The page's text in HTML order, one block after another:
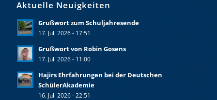
Aktuelle Neuigkeiten
Grußwort zum Schuljahresende
17. Juli 2026 - 17:51
Grußwort von Robin Gosens
17. Juli 2026 - 11:00
Hajirs Ehrfahrungen bei der Deutschen
SchülerAkademie
16. Juli 2026 - 22:51